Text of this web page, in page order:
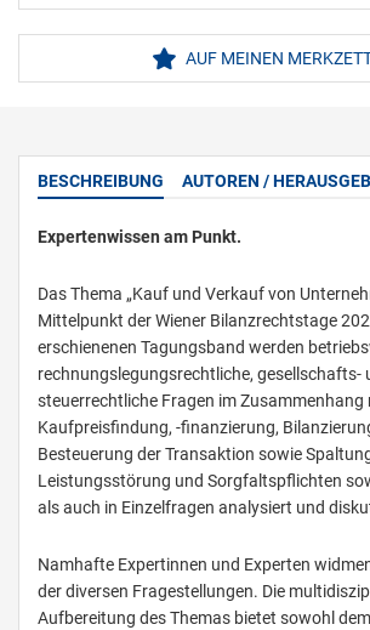
AUF MEINEN
BESCHREIBUNG AUTOREN /
Expertenwissen am Punkt.
Das Thema „Kauf und Verkauf von
Mittelpunkt der Wiener Bilanzrechtstage
erschienenen Tagungsband werden
rechnungslegungsrechtliche, gesellschafts-
steuerrechtliche Fragen im Zusammenhang
Kaufpreisfindung, -finanzierung,
Besteuerung der Transaktion sowie
Leistungsstörung und Sorgfaltspflichten
als auch in Einzelfragen analysiert und
Namhafte Expertinnen und Experten
der diversen Fragestellungen. Die
Aufbereitung des Themas bietet sowohl